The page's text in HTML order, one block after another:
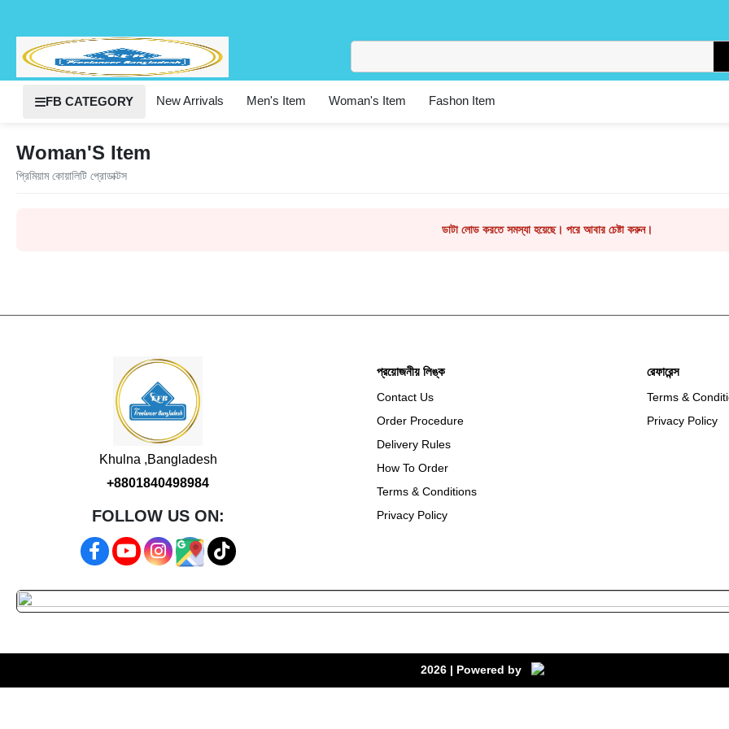
FB CATEGORY New Arrivals Men's Item Woman's Item Fashon Item
Woman'S Item
প্রিমিয়াম কোয়ালিটি প্রোডাক্টস
ডাটা লোড করতে সমস্যা হয়েছে। পরে আবার চেষ্টা করুন।
Khulna ,Bangladesh
+8801840498984
FOLLOW US ON:
প্রয়োজনীয় লিঙ্ক
Contact Us
Order Procedure
Delivery Rules
How To Order
Terms & Conditions
Privacy Policy
রেফারেন্স
Terms &
Privacy Policy
2026 | Powered by